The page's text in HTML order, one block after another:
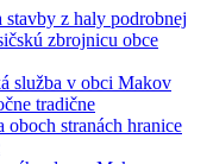
z haly podrobnej
zbrojnicu obce
služba v obci Makov
tradične
stranách hranice